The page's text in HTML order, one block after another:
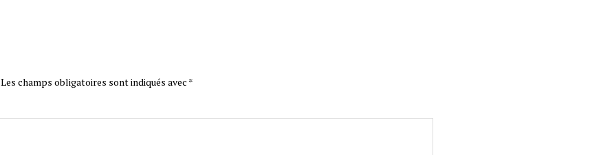
Les champs obligatoires sont indiqués avec *